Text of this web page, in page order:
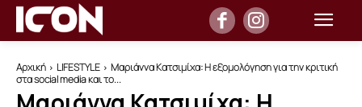
Αρχική LIFESTYLE
Μαριάννα Κατσιμίχα: Η εξομολόγηση για την κριτική
στα social media και το...